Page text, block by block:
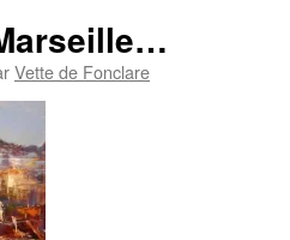
Vette de Fonclare